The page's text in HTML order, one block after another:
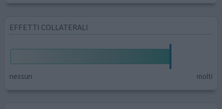
EFFETTI COLLATERALI
nessun molti